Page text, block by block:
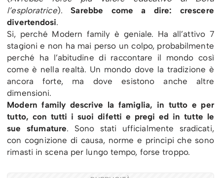
l’esploratrice).Sarebbe come a dire: crescere
divertendosi.
Si, perché Modern family è geniale. Ha all’attivo 7
stagioni e non ha mai perso un colpo, probabilmente
perché ha l’abitudine di raccontare il mondo così
come è nella realtà. Un mondo dove la tradizione è
ancora forte, ma dove esistono anche altre
dimensioni.
Modern family descrive la famiglia, in tutto e per
tutto, con tutti i suoi difetti e pregi ed in tutte le
sue sfumature. Sono stati ufficialmente sradicati,
con cognizione di causa, norme e principi che sono
rimasti in scena per lungo tempo, forse troppo.